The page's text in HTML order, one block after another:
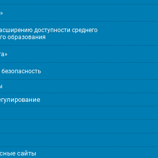
доступности среднего
образования
сайты